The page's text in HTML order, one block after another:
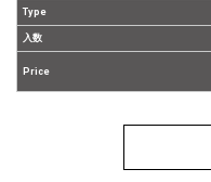
Type
入数
Price